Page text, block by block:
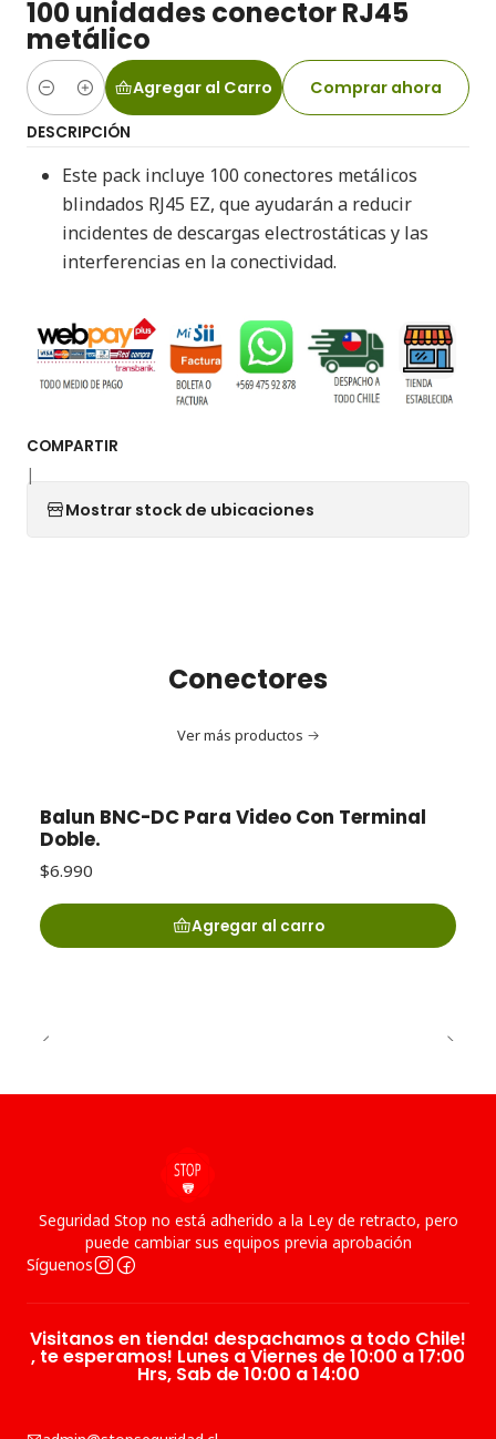
100 unidades conector RJ45
metálico
Cantidad
Agregar al Carro Comprar ahora
DESCRIPCIÓN
Este pack incluye 100 conectores metálicos
blindados RJ45 EZ, que ayudarán a reducir
incidentes de descargas electrostáticas y las
interferencias en la conectividad.
COMPARTIR
|
Mostrar stock de ubicaciones
Conectores
Ver más productos
Balun BNC-DC Para Video Con Terminal
Doble.
$6.990
Agregar al carro
Seguridad Stop no está adherido a la Ley de retracto, pero
puede cambiar sus equipos previa aprobación
Síguenos
Visitanos en tienda! despachamos a todo Chile!
, te esperamos! Lunes a Viernes de 10:00 a 17:00
Hrs, Sab de 10:00 a 14:00